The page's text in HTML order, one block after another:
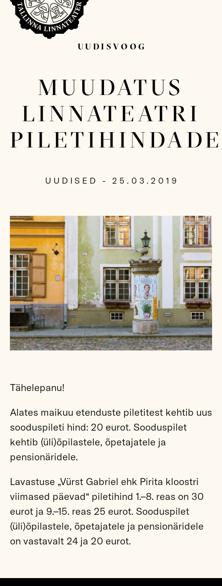
UUDISVOOG
MUUDATUS
LINNATEATRI
UUDISED - 25.03.2019
Tähelepanu!
Alates maikuu etenduste piletitest kehtib uus
sooduspileti hind: 20 eurot. Sooduspilet
kehtib (üli)õpilastele, õpetajatele ja
pensionäridele.
Lavastuse „Vürst Gabriel ehk Pirita kloostri
viimased päevad“ piletihind 1.–8. reas on 30
eurot ja 9.–15. reas 25 eurot. Sooduspilet
(üli)õpilastele, õpetajatele ja pensionäridele
on vastavalt 24 ja 20 eurot.